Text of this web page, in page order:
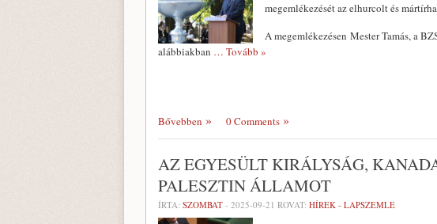
megemlékezését az elhurcolt és
A megemlékezésen Mester Tamás, a
alábbiakban … Tovább »
Bővebben 0 Comments
AZ EGYESÜLT KIRÁLYSÁG,
PALESZTIN ÁLLAMOT
ÍRTA: SZOMBAT - 2025-09-21 ROVAT: HÍREK - LAPSZEMLE